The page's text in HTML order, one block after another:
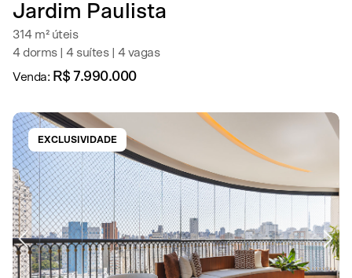
Jardim Paulista
314 m² úteis
4 dorms | 4 suítes | 4 vagas
Venda: R$ 7.990.000
EXCLUSIVIDADE